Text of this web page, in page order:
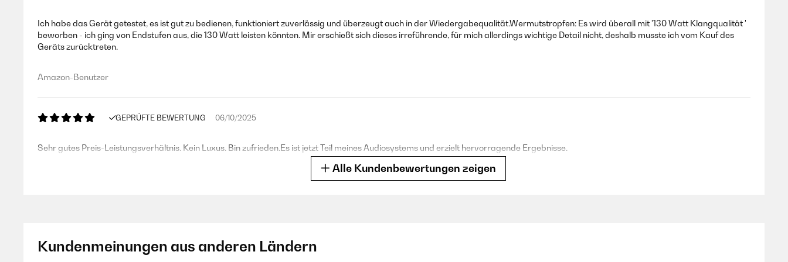
Ich habe das Gerät getestet, es ist gut zu bedienen, funktioniert zuverlässig und überzeugt auch in der Wiedergabequalität.Wermutstropfen: Es wird überall mit '130 Watt Klangqualität '
beworben - ich ging von Endstufen aus, die 130 Watt leisten könnten. Mir erschießt sich dieses irreführende, für mich allerdings wichtige Detail nicht, deshalb musste ich vom Kauf des
Geräts zurücktreten.
Amazon-Benutzer
GEPRÜFTE BEWERTUNG 06/10/2025
Sehr gutes Preis-Leistungsverhältnis. Kein Luxus. Bin zufrieden.Es ist jetzt Teil meines Audiosystems und erzielt hervorragende Ergebnisse.
Bin sehr zufrieden und hat einen super Klang.
Alle Kundenbewertungen zeigen
Kundenmeinungen aus anderen Ländern